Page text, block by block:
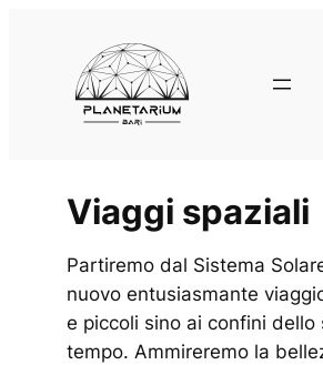
contenuto
Viaggi spaziali
Partiremo dal Sistema
nuovo entusiasmante
e piccoli sino ai confini dello
tempo. Ammireremo la